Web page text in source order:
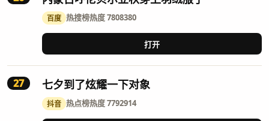
百度 热搜榜热度 7808380
打开
27 七夕到了炫耀一下对象
抖音 热点榜热度 7792914